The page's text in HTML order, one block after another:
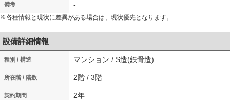
備考 -
※各種情報と現状に差異がある場合は、現状優先となります。
設備詳細情報
種別 / 構造 マンション / S造(鉄骨造)
所在階 / 階数 2階 / 3階
契約期間 2年